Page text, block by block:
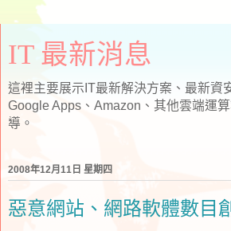
IT 最新消息
這裡主要展示IT最新解決方案、最新資
Google Apps、Amazon、其他雲端運
導。
2008年12月11日 星期四
惡意網站、網路軟體數目